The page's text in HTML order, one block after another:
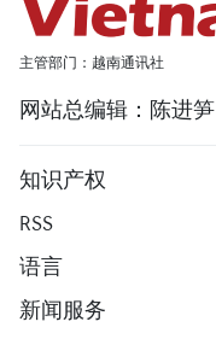
主管部门：越南通讯社
网站总编辑：陈进笋
知识产权
RSS
语言
新闻服务